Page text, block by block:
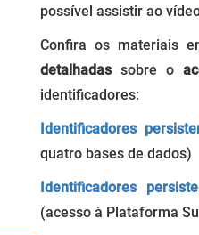
possível assistir ao
Confira os materiais
detalhadassobre o
identificadores:
Identificadores
quatro bases de dados)
Identificadores
(acesso à Plataforma